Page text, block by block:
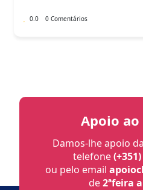
0.0 0 Comentários
Apoio
Damos-lhe apoio
telefone
ou pelo email
de2ªfeira